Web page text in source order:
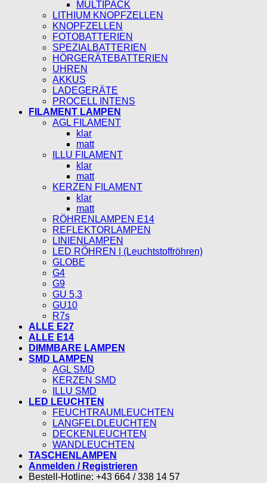
MULTIPACK
LITHIUM KNOPFZELLEN
KNOPFZELLEN
FOTOBATTERIEN
SPEZIALBATTERIEN
HÖRGERÄTEBATTERIEN
UHREN
AKKUS
LADEGERÄTE
PROCELL INTENS
FILAMENT LAMPEN
AGL FILAMENT
klar
matt
ILLU FILAMENT
klar
matt
KERZEN FILAMENT
klar
matt
RÖHRENLAMPEN E14
REFLEKTORLAMPEN
LINIENLAMPEN
LED RÖHREN | (Leuchtstoffröhren)
GLOBE
G4
G9
GU 5,3
GU10
R7s
ALLE E27
ALLE E14
DIMMBARE LAMPEN
SMD LAMPEN
AGL SMD
KERZEN SMD
ILLU SMD
LED LEUCHTEN
FEUCHTRAUMLEUCHTEN
LANGFELDLEUCHTEN
DECKENLEUCHTEN
WANDLEUCHTEN
TASCHENLAMPEN
Anmelden / Registrieren
Bestell-Hotline: +43 664 / 338 14 57